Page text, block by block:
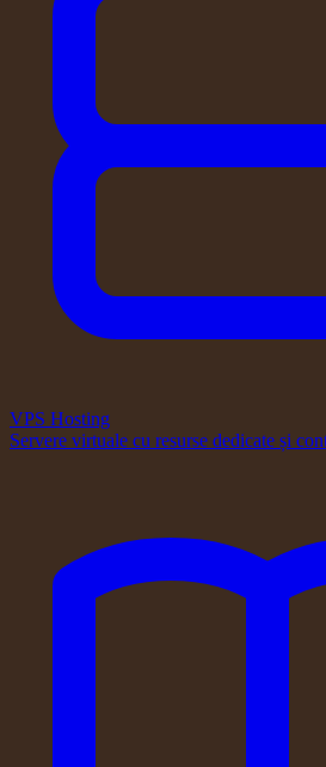
VPS Hosting
Servere virtuale cu resurse dedicate și